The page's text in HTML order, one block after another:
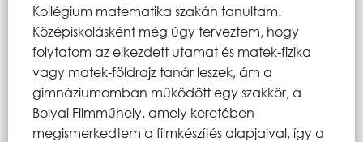
Kollégium matematika szakán tanultam.
Középiskolásként még úgy terveztem, hogy
folytatom az elkezdett utamat és matek-fizika
vagy matek-földrajz tanár leszek, ám a
gimnáziumomban működött egy szakkör, a
Bolyai Filmműhely, amely keretében
megismerkedtem a filmkészítés alapjaival, így a